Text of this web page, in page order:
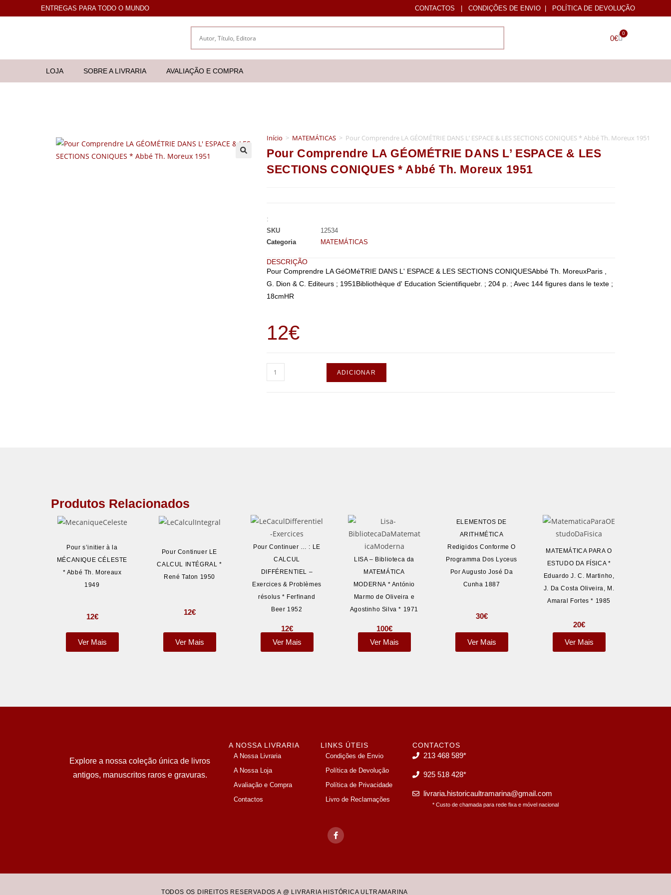
ENTREGAS PARA TODO O MUNDO CONTACTOS | CONDIÇÕES DE ENVIO | POLÍTICA DE DEVOLUÇÃO
0€
0
LOJA SOBRE A LIVRARIA AVALIAÇÃO E COMPRA
Início > MATEMÁTICAS > Pour Comprendre LA GÉOMÉTRIE DANS L’ ESPACE & LES SECTIONS CONIQUES * Abbé Th. Moreux 1951
Pour Comprendre LA GÉOMÉTRIE DANS L’ ESPACE & LES
SECTIONS CONIQUES * Abbé Th. Moreux 1951
:
SKU
12534
Categoria
MATEMÁTICAS
DESCRIÇÃO
Pour Comprendre LA GéOMéTRIE DANS L' ESPACE & LES SECTIONS CONIQUESAbbé Th. MoreuxParis ,
G. Dion & C. Editeurs ; 1951Bibliothèque d' Education Scientifiquebr. ; 204 p. ; Avec 144 figures dans le texte ;
18cmHR
12€
ADICIONAR
Produtos Relacionados
Pour s’initier à la
MÉCANIQUE CÉLESTE
* Abbé Th. Moreaux
1949
12€
Ver Mais
Pour Continuer LE
CALCUL INTÉGRAL *
René Taton 1950
12€
Ver Mais
Pour Continuer … : LE
CALCUL
DIFFÉRENTIEL –
Exercices & Problèmes
résolus * Ferfinand
Beer 1952
12€
Ver Mais
LISA – Biblioteca da
MATEMÁTICA
MODERNA * António
Marmo de Oliveira e
Agostinho Silva * 1971
100€
Ver Mais
ELEMENTOS DE
ARITHMÉTICA
Redigidos Conforme O
Programma Dos Lyceus
Por Augusto José Da
Cunha 1887
30€
Ver Mais
MATEMÁTICA PARA O
ESTUDO DA FÍSICA *
Eduardo J. C. Martinho,
J. Da Costa Oliveira, M.
Amaral Fortes * 1985
20€
Ver Mais
Explore a nossa coleção única de livros
antigos, manuscritos raros e gravuras.
A NOSSA LIVRARIA
A Nossa Livraria
A Nossa Loja
Avaliação e Compra
Contactos
LINKS ÚTEIS
Condições de Envio
Política de Devolução
Política de Privacidade
Livro de Reclamações
CONTACTOS
213 468 589*
925 518 428*
livraria.historicaultramarina@gmail.com
* Custo de chamada para rede fixa e móvel nacional
TODOS OS DIREITOS RESERVADOS A @ LIVRARIA HISTÓRICA ULTRAMARINA